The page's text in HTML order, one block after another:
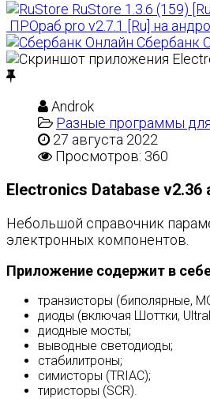
RuStore 1.3.6 (159)
ПРОраб pro v2.7.1 [Ru] на
Сбербанк
Androk
Разные программы
27 августа 2022
Просмотров: 360
Electronics Database v2.36
Небольшой справочник
электронных компонентов.
Приложение содержит в
транзисторы (биполярные,
диоды (включая Шоттки,
диодные мосты;
выводные светодиоды;
стабилитроны;
симисторы (TRIAC);
тиристоры (SCR).